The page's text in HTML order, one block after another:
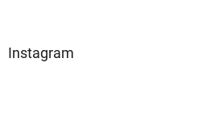
Instagram